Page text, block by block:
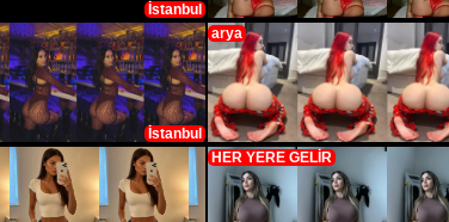
İstanbul
İstanbul
arya
HER YERE GELİR